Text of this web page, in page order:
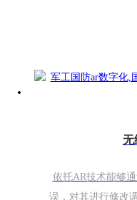
无
依托AR技术能够
误，对其进行修改